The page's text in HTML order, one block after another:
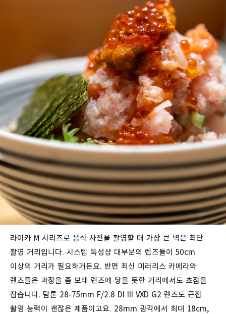
라이카 M 시리즈로 음식 사진을 촬영할 때 가장 큰 벽은 최단
촬영 거리입니다. 시스템 특성상 대부분의 렌즈들이 50cm
이상의 거리가 필요하거든요. 반면 최신 미러리스 카메라와
렌즈들은 과장을 좀 보태 렌즈에 닿을 듯한 거리에서도 초점을
잡습니다. 탐론 28-75mm F/2.8 DI III VXD G2 렌즈도 근접
촬영 능력이 괜찮은 제품이고요. 28mm 광각에서 최대 18cm,